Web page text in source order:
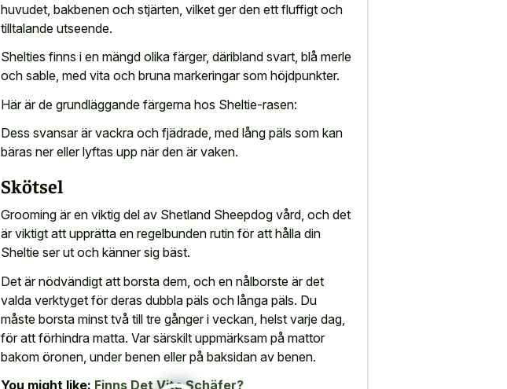
huvudet, bakbenen och stjärten, vilket ger den ett fluffigt och
tilltalande utseende.
Shelties finns i en mängd olika färger, däribland svart, blå merle
och sable, med vita och bruna markeringar som höjdpunkter.
Här är de grundläggande färgerna hos Sheltie-rasen:
Dess svansar är vackra och fjädrade, med lång päls som kan
bäras ner eller lyftas upp när den är vaken.
Skötsel
Grooming är en viktig del av Shetland Sheepdog vård, och det
är viktigt att upprätta en regelbunden rutin för att hålla din
Sheltie ser ut och känner sig bäst.
Det är nödvändigt att borsta dem, och en nålborste är det
valda verktyget för deras dubbla päls och långa päls. Du
måste borsta minst två till tre gånger i veckan, helst varje dag,
för att förhindra matta. Var särskilt uppmärksam på mattor
bakom öronen, under benen eller på baksidan av benen.
You might like: Finns Det Vita Schäfer?